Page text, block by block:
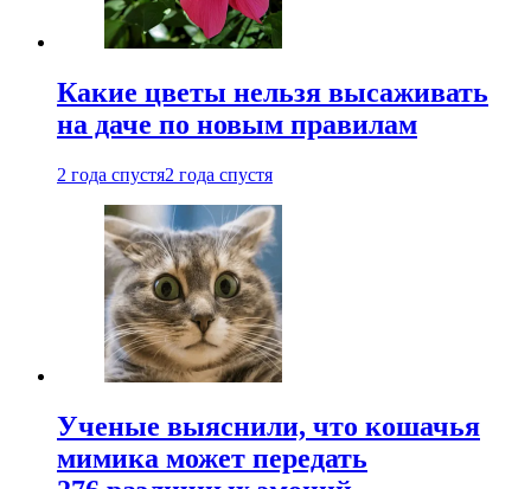
Какие цветы нельзя высаживать
на даче по новым правилам
2 года спустя2 года спустя
Ученые выяснили, что кошачья
мимика может передать